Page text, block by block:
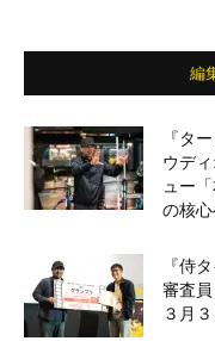
編
『タ
ウデ
ュー
の核心
『侍
審査
３月